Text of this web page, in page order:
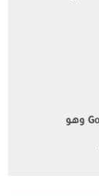
ويٌنصح باستخدام متصفح جوجل كروم لأن البعض يواجه مشاكل عند التحميل من Google Drive وهو